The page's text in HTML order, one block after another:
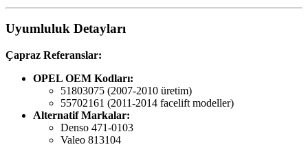
Uyumluluk Detayları
Çapraz Referanslar:
OPEL OEM Kodları:
51803075 (2007-2010 üretim)
55702161 (2011-2014 facelift modeller)
Alternatif Markalar:
Denso 471-0103
Valeo 813104